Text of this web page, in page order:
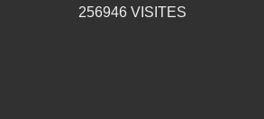
256946 VISITES